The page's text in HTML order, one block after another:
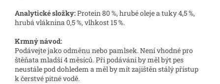
Analytické složky:Protein 80 %, hrubé oleje a tuky 4,5 %,
hrubá vláknina 0,5 %, vlhkost 15 %.
Krmný návod:
Podávejte jako odměnu nebo pamlsek. Není vhodné pro
štěňata mladší 4 měsíců. Při podávání by měl být pes
neustále pod dohledem a měl by mít zajištěn stálý přístup
k čerstvé pitné vodě.